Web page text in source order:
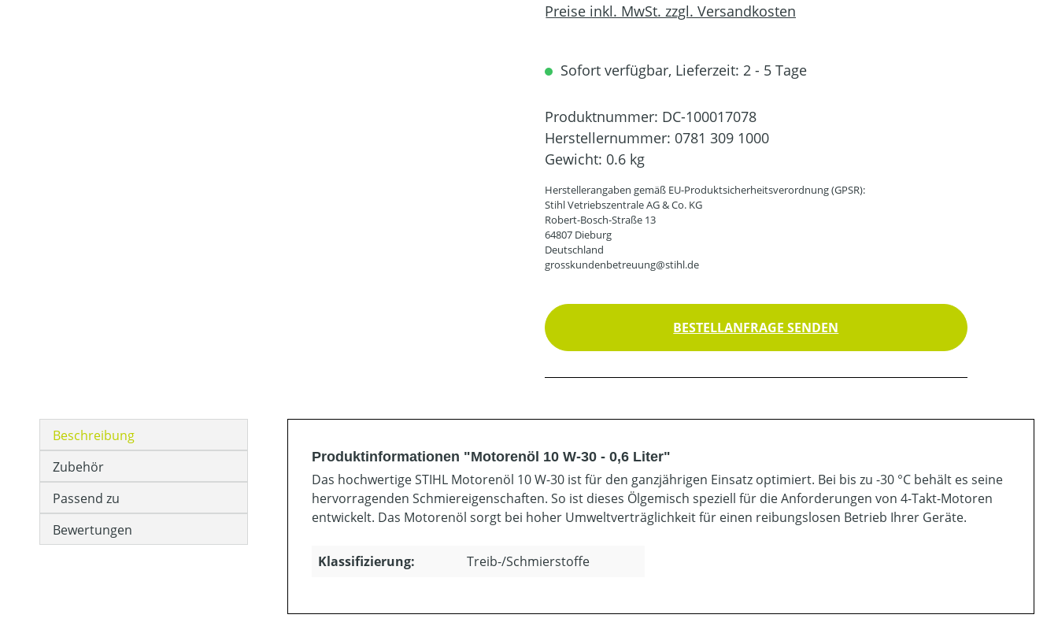
Preise inkl. MwSt. zzgl. Versandkosten
Sofort verfügbar, Lieferzeit: 2 - 5 Tage
Produktnummer: DC-100017078
Herstellernummer: 0781 309 1000
Gewicht: 0.6 kg
Herstellerangaben gemäß EU-Produktsicherheitsverordnung (GPSR):
Stihl Vetriebszentrale AG & Co. KG
Robert-Bosch-Straße 13
64807 Dieburg
Deutschland
grosskundenbetreuung@stihl.de
BESTELLANFRAGE SENDEN
Beschreibung
Zubehör
Passend zu
Bewertungen
Produktinformationen "Motorenöl 10 W-30 - 0,6 Liter"
Das hochwertige STIHL Motorenöl 10 W-30 ist für den ganzjährigen Einsatz optimiert. Bei bis zu -30 °C behält es seine
hervorragenden Schmiereigenschaften. So ist dieses Ölgemisch speziell für die Anforderungen von 4-Takt-Motoren
entwickelt. Das Motorenöl sorgt bei hoher Umweltverträglichkeit für einen reibungslosen Betrieb Ihrer Geräte.
Klassifizierung: Treib-/Schmierstoffe